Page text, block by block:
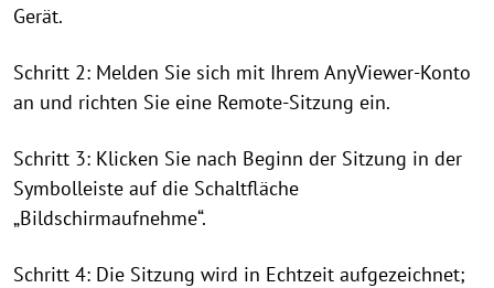
Gerät.
Schritt 2: Melden Sie sich mit Ihrem AnyViewer-Konto
an und richten Sie eine Remote-Sitzung ein.
Schritt 3: Klicken Sie nach Beginn der Sitzung in der
Symbolleiste auf die Schaltfläche
„Bildschirmaufnehme“.
Schritt 4: Die Sitzung wird in Echtzeit aufgezeichnet;